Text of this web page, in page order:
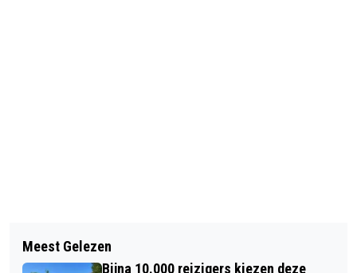
ONDERZOEK: HELFT ROKERS STOPT
PAS BIJ PRIJS VAN 60 EURO PER
ROOKMELDERS WEKKEN BEWONERS
Meest Gelezen
Bijna 10.000 reizigers kiezen deze